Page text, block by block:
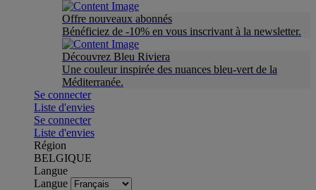
Offre nouveaux abonnés
Bénéficiez de -10% en vous inscrivant à la newsletter.
Découvrez Bleu Riviera
Une couleur inspirée des nuances bleu-vert de la
Méditerranée.
Se connecter
Liste d'envies
Se connecter
Liste d'envies
Région
BELGIQUE
Langue
Langue